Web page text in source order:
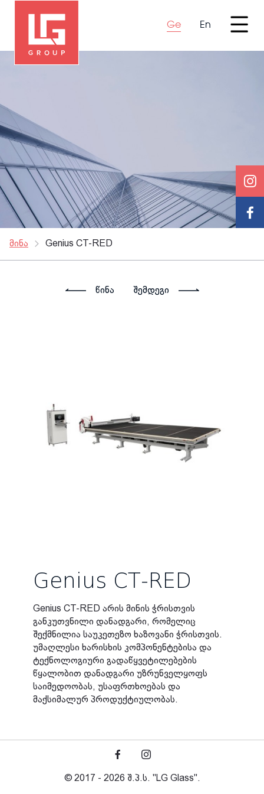
Ge En
მინა Genius CT-RED
წინა შემდეგი
Genius CT-RED
Genius CT-RED არის მინის ჭრისთვის
განკუთვნილი დანადგარი, რომელიც
შექმნილია საუკეთეზო ხაზოვანი ჭრისთვის.
უმაღლესი ხარისხის კომპონენტებისა და
ტექნოლოგიური გადაწყვეტილებების
წყალობით დანადგარი უზრუნველყოფს
საიმედოობას, უსაფრთხოებას და
მაქსიმალურ პროდუქტიულობას.
© 2017 - 2026 შ.პ.ს. "LG Glass".